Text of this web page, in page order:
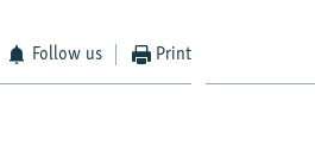
Follow us Print